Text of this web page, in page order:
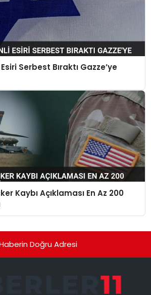
Serbest Bıraktı Gazze’ye
Kaybı Açıklaması En Az 200
Doğru Adresi